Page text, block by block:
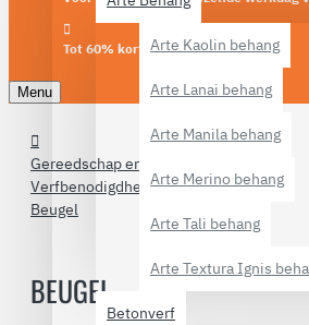
Arte Kaolin behang
Arte Lanai behang
Arte Manila behang
Arte Merino behang
Arte Tali behang
Arte Textura Ignis
Betonverf
Tot 60% korting
Menu
Gereedschap en materialen
Verfbenodigdheden
Beugel
BEUGEL